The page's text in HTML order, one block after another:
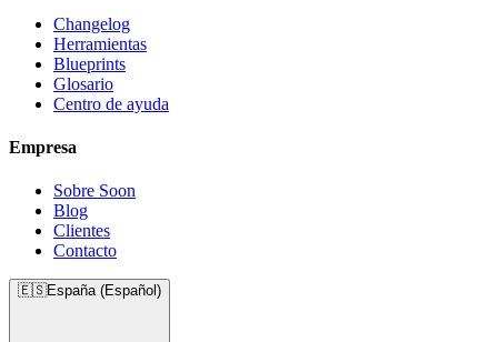
Changelog
Herramientas
Blueprints
Glosario
Centro de ayuda
Empresa
Sobre Soon
Blog
Clientes
Contacto
🇪🇸España (Español)